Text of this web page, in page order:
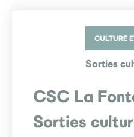
CSC La
Sorties
CULTURE
Sorties